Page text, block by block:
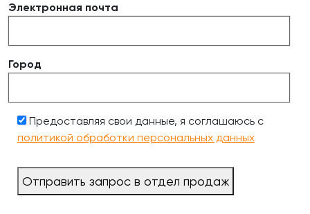
Электронная почта
Город
Предоставляя свои данные, я соглашаюсь с
политикой обработки персональных данных
Отправить запрос в отдел продаж